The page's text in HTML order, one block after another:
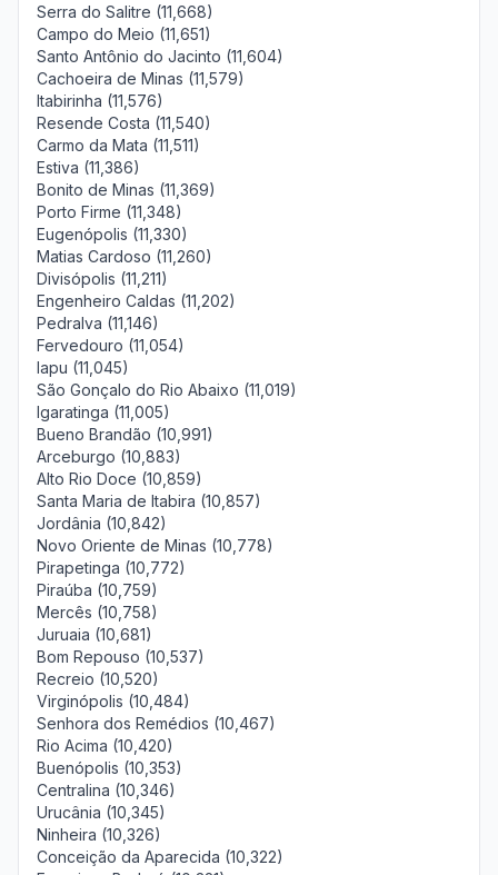
Serra do Salitre (11,668)
Campo do Meio (11,651)
Santo Antônio do Jacinto (11,604)
Cachoeira de Minas (11,579)
Itabirinha (11,576)
Resende Costa (11,540)
Carmo da Mata (11,511)
Estiva (11,386)
Bonito de Minas (11,369)
Porto Firme (11,348)
Eugenópolis (11,330)
Matias Cardoso (11,260)
Divisópolis (11,211)
Engenheiro Caldas (11,202)
Pedralva (11,146)
Fervedouro (11,054)
Iapu (11,045)
São Gonçalo do Rio Abaixo (11,019)
Igaratinga (11,005)
Bueno Brandão (10,991)
Arceburgo (10,883)
Alto Rio Doce (10,859)
Santa Maria de Itabira (10,857)
Jordânia (10,842)
Novo Oriente de Minas (10,778)
Pirapetinga (10,772)
Piraúba (10,759)
Mercês (10,758)
Juruaia (10,681)
Bom Repouso (10,537)
Recreio (10,520)
Virginópolis (10,484)
Senhora dos Remédios (10,467)
Rio Acima (10,420)
Buenópolis (10,353)
Centralina (10,346)
Urucânia (10,345)
Ninheira (10,326)
Conceição da Aparecida (10,322)